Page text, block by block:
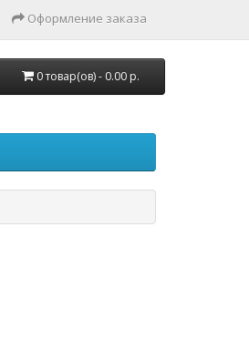
Оформление заказа
0 товар(ов) - 0.00 р.